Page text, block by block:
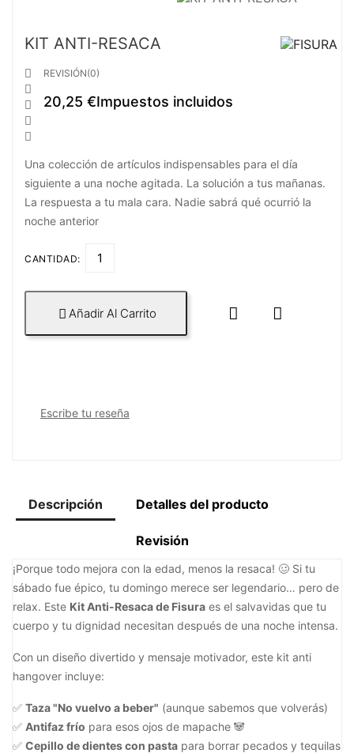
KIT ANTI-RESACA





REVISIÓN(0)
20,25 €Impuestos incluidos
Una colección de artículos indispensables para el día
siguiente a una noche agitada. La solución a tus mañanas.
La respuesta a tu mala cara. Nadie sabrá qué ocurrió la
noche anterior
CANTIDAD:
 Añadir Al Carrito  
Escribe tu reseña
Descripción Detalles del producto
Revisión
¡Porque todo mejora con la edad, menos la resaca! 🥴 Si tu
sábado fue épico, tu domingo merece ser legendario… pero de
relax. Este Kit Anti-Resaca de Fisura es el salvavidas que tu
cuerpo y tu dignidad necesitan después de una noche intensa.
Con un diseño divertido y mensaje motivador, este kit anti
hangover incluye:
✅ Taza "No vuelvo a beber" (aunque sabemos que volverás)
✅ Antifaz frío para esos ojos de mapache 🐼
✅ Cepillo de dientes con pasta para borrar pecados y tequilas